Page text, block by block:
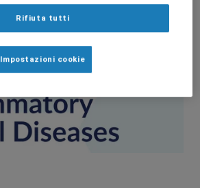
Rifiuta tutti
Impostazioni cookie